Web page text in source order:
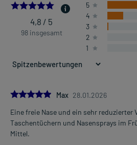
4.8061224489795915
4,8 / 5
98 insgesamt
5
4
3
2
1
5.0
Max 28.01.2026
Eine freie Nase und ein sehr reduzierter
Taschentüchern und Nasensprays im
Mittel.